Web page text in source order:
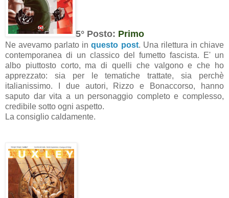
5° Posto: Primo
Ne avevamo parlato inquesto post. Una rilettura in chiave
contemporanea di un classico del fumetto fascista. E' un
albo piuttosto corto, ma di quelli che valgono e che ho
apprezzato: sia per le tematiche trattate, sia perchè
italianissimo. I due autori, Rizzo e Bonaccorso, hanno
saputo dar vita a un personaggio completo e complesso,
credibile sotto ogni aspetto.
La consiglio caldamente.